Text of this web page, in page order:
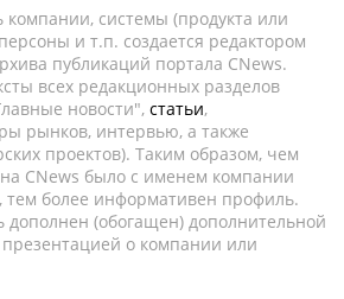
системы (продукта или
и т.п. создается редактором
публикаций портала CNews.
всех редакционных разделов
новости", статьи,
рынков, интервью, а также
проектов). Таким образом, чем
CNews было с именем компании
тем более информативен профиль.
(обогащен) дополнительной
о компании или